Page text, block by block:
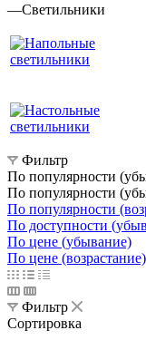
—Светильники
Фильтр
По популярности
По популярности
По популярности
По доступности
По цене (убывание)
По цене (возрастание)
Фильтр
Сортировка